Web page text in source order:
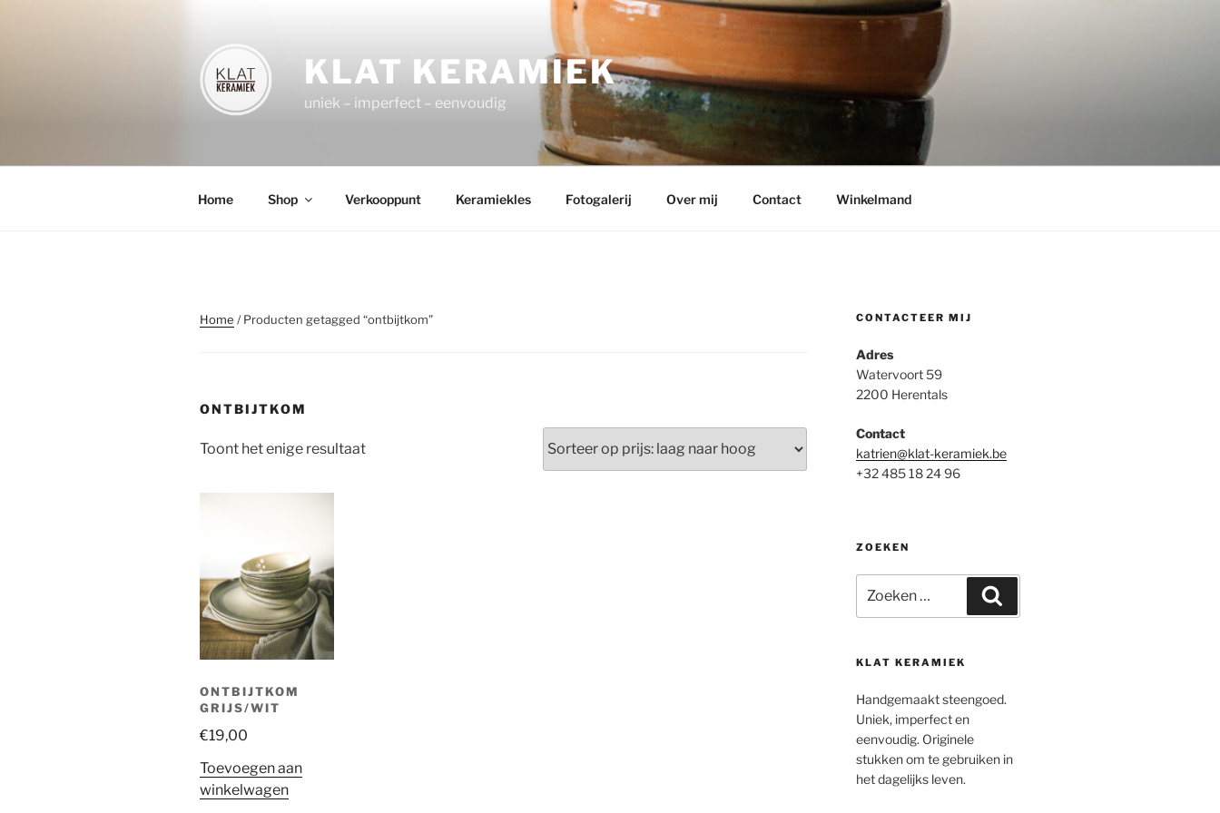
KLAT KERAMIEK
uniek – imperfect – eenvoudig
Home Shop Verkooppunt Keramiekles Fotogalerij Over mij Contact Winkelmand
Home / Producten getagged “ontbijtkom”
ONTBIJTKOM
Toont het enige resultaat
ONTBIJTKOM
GRIJS/WIT
€19,00
Toevoegen aan
winkelwagen
CONTACTEER MIJ
Adres
Watervoort 59
2200 Herentals
Contact
katrien@klat-keramiek.be
+32 485 18 24 96
ZOEKEN
naar:
KLAT KERAMIEK
Handgemaakt steengoed.
Uniek, imperfect en
eenvoudig. Originele
stukken om te gebruiken in
het dagelijks leven.